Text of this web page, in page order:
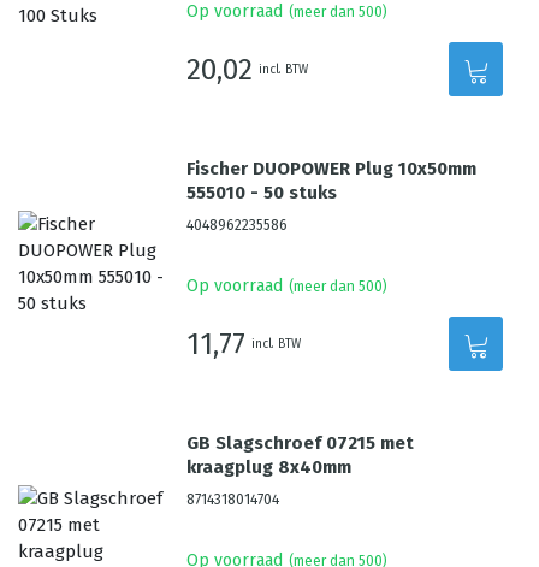
Op voorraad (meer dan 500)
20,02 incl. BTW
Fischer DUOPOWER Plug 10x50mm
555010 - 50 stuks
4048962235586
Op voorraad (meer dan 500)
11,77 incl. BTW
GB Slagschroef 07215 met
kraagplug 8x40mm
8714318014704
Op voorraad (meer dan 500)